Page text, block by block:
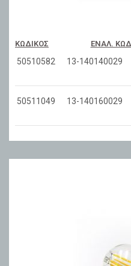
ΚΩΔΙΚΌΣ ΕΝΑΛ.
50510582 13-140140029
50511049 13-140160029